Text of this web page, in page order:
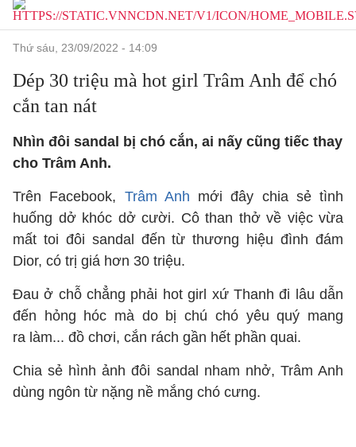
thứ sáu, 23/09/2022 - 14:09
Dép 30 triệu mà hot girl Trâm Anh để chó
cắn tan nát
Nhìn đôi sandal bị chó cắn, ai nấy cũng tiếc thay
cho Trâm Anh.
Trên Facebook, Trâm Anh mới đây chia sẻ tình
huống dở khóc dở cười. Cô than thở về việc vừa
mất toi đôi sandal đến từ thương hiệu đình đám
Dior, có trị giá hơn 30 triệu.
Đau ở chỗ chẳng phải hot girl xứ Thanh đi lâu dẫn
đến hỏng hóc mà do bị chú chó yêu quý mang
ra làm... đồ chơi, cắn rách gần hết phần quai.
Chia sẻ hình ảnh đôi sandal nham nhở, Trâm Anh
dùng ngôn từ nặng nề mắng chó cưng.